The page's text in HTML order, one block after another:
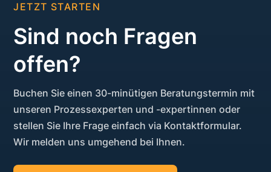
lediglich dazu, Ihnen vor Ort aufzuzeigen,
wie die Technologie funktioniert und
welche Analysemöglichkeiten
grundsätzlich bestehen.
JETZT STARTEN
Sind noch Fragen
offen?
Buchen Sie einen 30-minütigen Beratungstermin mit
unseren Prozessexperten und -expertinnen oder
stellen Sie Ihre Frage einfach via Kontaktformular.
Wir melden uns umgehend bei Ihnen.